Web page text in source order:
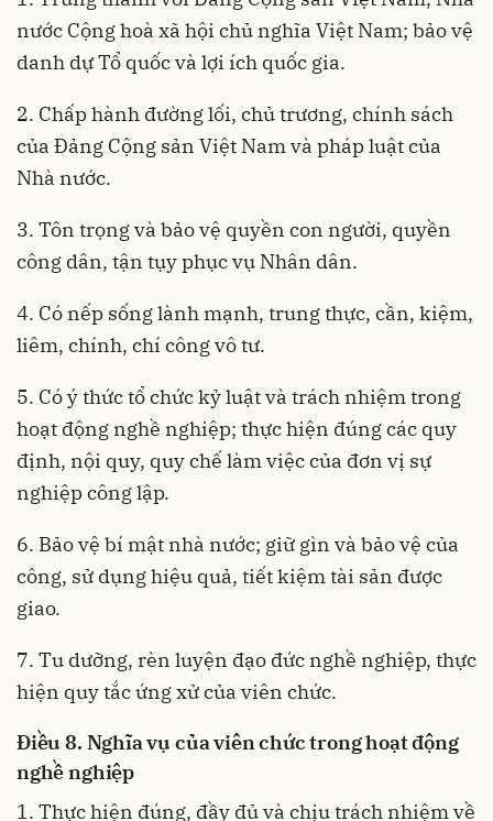
nước Cộng hoà xã hội chủ nghĩa Việt Nam; bảo vệ
danh dự Tổ quốc và lợi ích quốc gia.
2. Chấp hành đường lối, chủ trương, chính sách
của Đảng Cộng sản Việt Nam và pháp luật của
Nhà nước.
3. Tôn trọng và bảo vệ quyền con người, quyền
công dân, tận tụy phục vụ Nhân dân.
4. Có nếp sống lành mạnh, trung thực, cần, kiệm,
liêm, chính, chí công vô tư.
5. Có ý thức tổ chức kỷ luật và trách nhiệm trong
hoạt động nghề nghiệp; thực hiện đúng các quy
định, nội quy, quy chế làm việc của đơn vị sự
nghiệp công lập.
6. Bảo vệ bí mật nhà nước; giữ gìn và bảo vệ của
công, sử dụng hiệu quả, tiết kiệm tài sản được
giao.
7. Tu dưỡng, rèn luyện đạo đức nghề nghiệp, thực
hiện quy tắc ứng xử của viên chức.
Điều 8. Nghĩa vụ của viên chức trong hoạt động
nghề nghiệp
1. Thực hiện đúng, đầy đủ và chịu trách nhiệmvề